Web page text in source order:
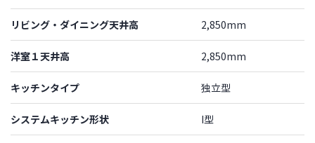
リビング・ダイニング天井高 2,850mm
洋室１天井高 2,850mm
キッチンタイプ 独立型
システムキッチン形状 I型